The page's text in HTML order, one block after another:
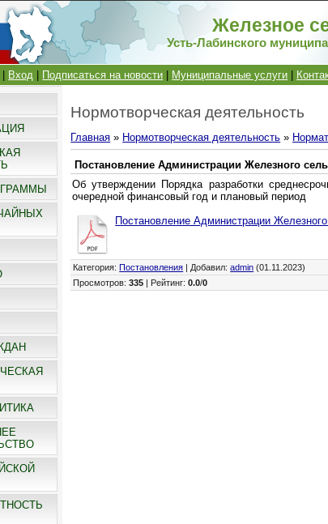
Железное
Усть-Лабинского
Вход Подписаться на новости Муниципальные услуги
Нормотворческая деятельность
Главная » Нормотворческая деятельность »
Постановление Администрации Железного
Об утверждении Порядка разработки
очередной финансовый год и плановый период
Постановление Администрации
Категория: Постановления Добавил:admin (01.11.2023)
Просмотров:335 Рейтинг:0.0/0